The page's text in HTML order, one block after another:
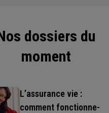
dossiers du
moment
L’assurance vie :
comment fonctionne-